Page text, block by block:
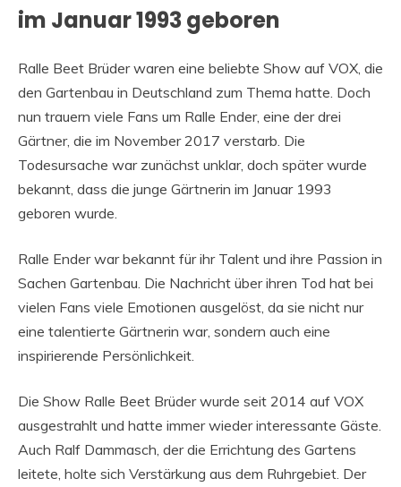
im Januar 1993 geboren
Ralle Beet Brüder waren eine beliebte Show auf VOX, die
den Gartenbau in Deutschland zum Thema hatte. Doch
nun trauern viele Fans um Ralle Ender, eine der drei
Gärtner, die im November 2017 verstarb. Die
Todesursache war zunächst unklar, doch später wurde
bekannt, dass die junge Gärtnerin im Januar 1993
geboren wurde.
Ralle Ender war bekannt für ihr Talent und ihre Passion in
Sachen Gartenbau. Die Nachricht über ihren Tod hat bei
vielen Fans viele Emotionen ausgelöst, da sie nicht nur
eine talentierte Gärtnerin war, sondern auch eine
inspirierende Persönlichkeit.
Die Show Ralle Beet Brüder wurde seit 2014 auf VOX
ausgestrahlt und hatte immer wieder interessante Gäste.
Auch Ralf Dammasch, der die Errichtung des Gartens
leitete, holte sich Verstärkung aus dem Ruhrgebiet. Der